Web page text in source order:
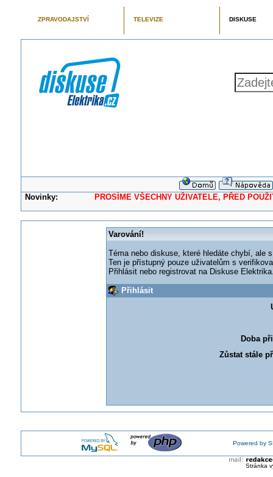
ZPRAVODAJSTVÍ TELEVIZE DISKUSE
Novinky: PROSÍME VŠECHNY UŽIVATELE, PŘED
Varování!
Téma nebo diskuse, které hledáte chybí, ale
Ten je přístupný pouze uživatelům s
Přihlásit nebo registrovat na Diskuse
Přihlásit
Doba
Zůstat stále
Powered by
Stránka